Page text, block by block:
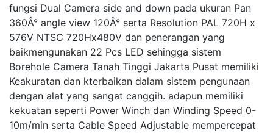
fungsi Dual Camera side and down pada ukuran Pan
360Â° angle view 120Â° serta Resolution PAL 720H x
576V NTSC 720Hx480V dan penerangan yang
baikmengunakan 22 Pcs LED sehingga sistem
Borehole Camera Tanah Tinggi Jakarta Pusat memiliki
Keakuratan dan kterbaikan dalam sistem pengunaan
dengan alat yang sangat canggih. adapun memiliki
kekuatan seperti Power Winch dan Winding Speed 0-
10m/min serta Cable Speed Adjustable mempercepat